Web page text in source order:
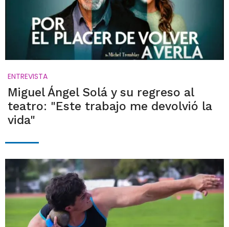
ENTREVISTA
Miguel Ángel Solá y su regreso al
teatro: "Este trabajo me devolvió la
vida"